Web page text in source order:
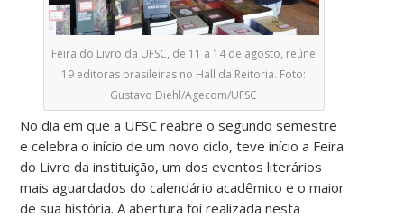
Feira do Livro da UFSC, de 11 a 14 de agosto, reúne
19 editoras brasileiras no Hall da Reitoria. Foto:
Gustavo Diehl/Agecom/UFSC
No dia em que a UFSC reabre o segundo semestre
e celebra o início de um novo ciclo, teve início a Feira
do Livro da instituição, um dos eventos literários
mais aguardados do calendário acadêmico e o maior
de sua história. A abertura foi realizada nesta